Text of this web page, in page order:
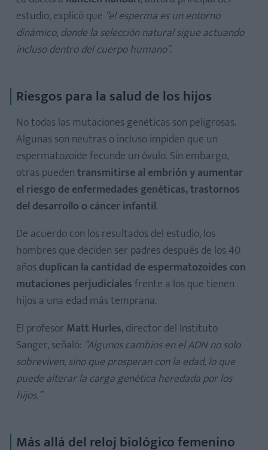
estudio, explicó que “el esperma es un entorno
dinámico, donde la selección natural sigue actuando
incluso dentro del cuerpo humano”.
Riesgos para la salud de los hijos
No todas las mutaciones genéticas son peligrosas.
Algunas son neutras o incluso impiden que un
espermatozoide fecunde un óvulo. Sin embargo,
otras puedentransmitirse al embrión y aumentar
el riesgo de enfermedades genéticas, trastornos
del desarrollo o cáncer infantil.
De acuerdo con los resultados del estudio, los
hombres que deciden ser padres después de los 40
años duplican la cantidad de espermatozoides con
mutaciones perjudicialesfrente a los que tienen
hijos a una edad más temprana.
El profesor Matt Hurles, director del Instituto
Sanger, señaló: “Algunos cambios en el ADN no solo
sobreviven, sino que prosperan con la edad, lo que
puede alterar la carga genética heredada por los
hijos.”
Más allá del reloj biológico femenino